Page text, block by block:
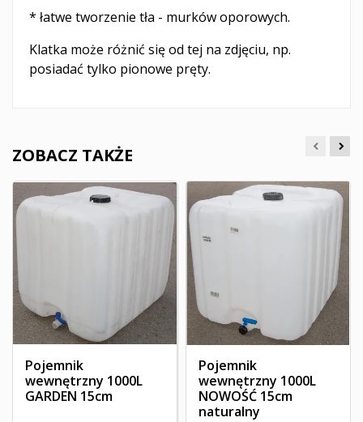
* łatwe tworzenie tła - murków oporowych.
Klatka może różnić się od tej na zdjęciu, np.
posiadać tylko pionowe pręty.
ZOBACZ TAKŻE
Pojemnik
wewnętrzny 1000L
GARDEN 15cm
Pojemnik
wewnętrzny 1000L
NOWOŚĆ 15cm
naturalny